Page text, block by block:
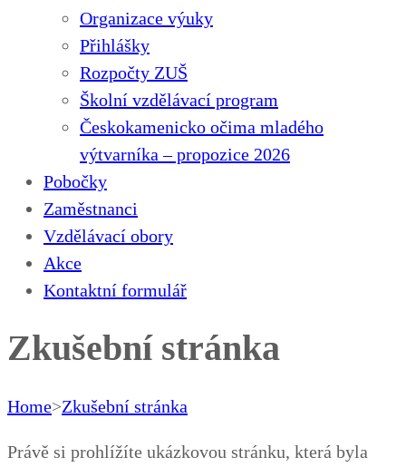
Organizace výuky
Přihlášky
Rozpočty ZUŠ
Školní vzdělávací program
Českokamenicko očima mladého
výtvarníka – propozice 2026
Pobočky
Zaměstnanci
Vzdělávací obory
Akce
Kontaktní formulář
Zkušební stránka
Home>Zkušební stránka
Právě si prohlížíte ukázkovou stránku, která byla